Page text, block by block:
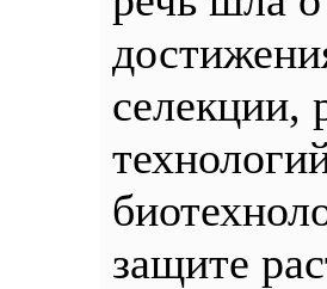
селекции,
защите